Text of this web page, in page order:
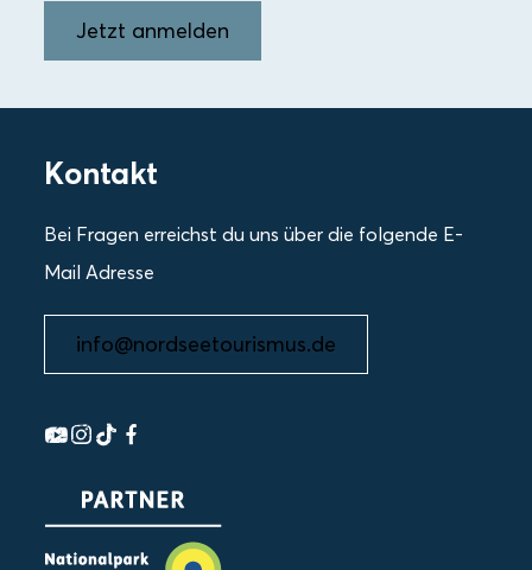
Jetzt anmelden
Kontakt
Bei Fragen erreichst du uns über die folgende E-
Mail Adresse
info@nordseetourismus.de